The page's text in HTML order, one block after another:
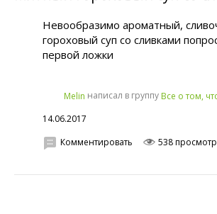
Невообразимо ароматный,
гороховый суп со сливками
первой ложки
Melin написал в группу Все о том,
14.06.2017
Комментировать
538